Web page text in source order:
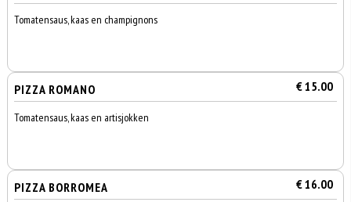
Tomatensaus, kaas en champignons
PIZZA ROMANO € 15.00
Tomatensaus, kaas en artisjokken
PIZZA BORROMEA € 16.00